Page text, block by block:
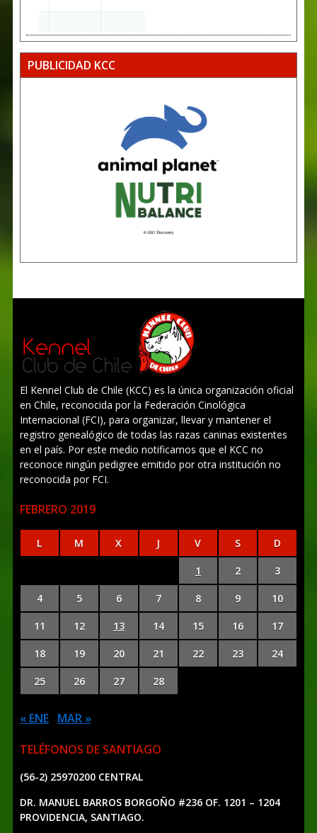
PUBLICIDAD KCC
El Kennel Club de Chile (KCC) es la única organización oficial
en Chile, reconocida por la Federación Cinológica
Internacional (FCI), para organizar, llevar y mantener el
registro genealógico de todas las razas caninas existentes
en el país. Por este medio notificamos que el KCC no
reconoce ningún pedigree emitido por otra institución no
reconocida por FCI.
FEBRERO 2019
L M X J V S D
1 2 3
4 5 6 7 8 9 10
11 12 13 14 15 16 17
18 19 20 21 22 23 24
25 26 27 28
« ENE MAR »
TELÉFONOS DE SANTIAGO
(56-2) 25970200 CENTRAL
DR. MANUEL BARROS BORGOÑO #236 OF. 1201 – 1204
PROVIDENCIA, SANTIAGO.